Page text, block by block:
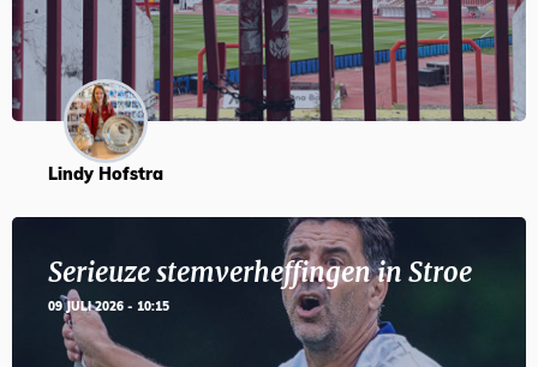
Lindy Hofstra
Serieuze stemverheffingen in Stroe
09 JULI 2026 - 10:15